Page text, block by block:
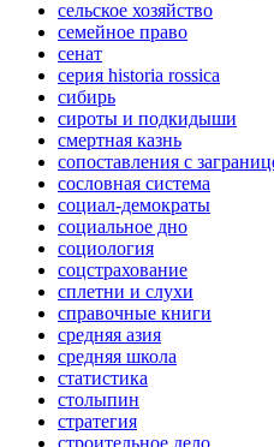
сельское хозяйство
семейное право
сенат
серия historia rossica
сибирь
сироты и подкидыши
смертная казнь
сопоставления с
сословная система
социал-демократы
социальное дно
социология
соцстрахование
сплетни и слухи
справочные книги
средняя азия
средняя школа
статистика
столыпин
стратегия